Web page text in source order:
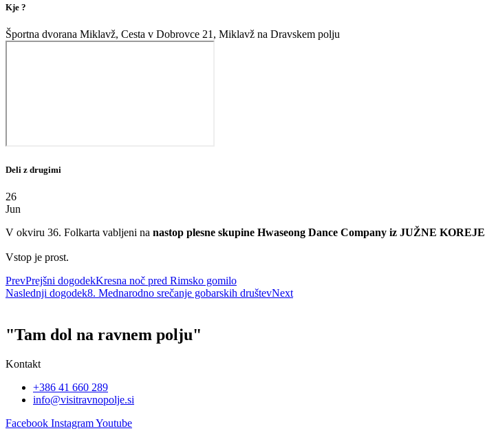
Kje ?
Športna dvorana Miklavž, Cesta v Dobrovce 21, Miklavž na Dravskem polju
Deli z drugimi
26
Jun
V okviru 36. Folkarta vabljeni na nastop plesne skupine Hwaseong Dance Company iz JUŽNE KOREJE
Vstop je prost.
PrevPrejšni dogodekKresna noč pred Rimsko gomilo
Naslednji dogodek8. Mednarodno srečanje gobarskih društevNext
"Tam dol na ravnem polju"
Kontakt
+386 41 660 289
info@visitravnopolje.si
Facebook InstagramYoutube